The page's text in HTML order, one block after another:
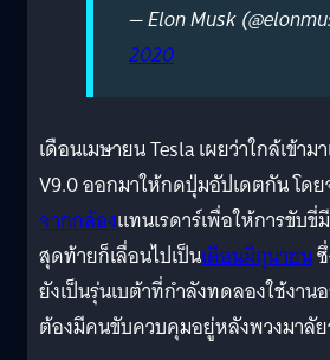
— Elon Musk
2020
เดือนเมษายน Tesla เผยว่าใกล้เข้า
V9.0 ออกมาให้กดปุ่มอัปเดตกัน โด
จากกล้องแทนเรดาร์เพื่อให้การขับ
สุดท้ายก็เลื่อนไปเป็นเดือนมิถุนายน
ยังเป็นรุ่นเบต้าที่กำลังทดลองใช้งา
ต้องมีคนขับควบคุมอยู่หลังพวงมาลัย